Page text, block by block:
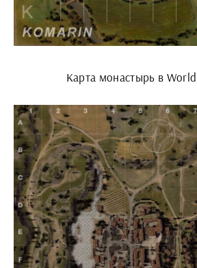
Карта монастырь в